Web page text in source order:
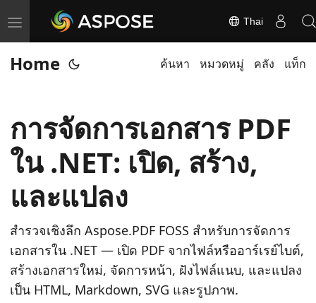
T
o
g
e
n
a
i
g
i
Thai
Home ค้นหา หมวดหมู่ คลัง แท็ก
การจัดการเอกสาร PDF
ใน .NET: เปิด, สร้าง,
และแปลง
สำรวจเชิงลึก Aspose.PDF FOSS สำหรับการจัดการ
เอกสารใน .NET — เปิด PDF จากไฟล์หรืออาร์เรย์ไบต์,
สร้างเอกสารใหม่, จัดการหน้า, ฝังไฟล์แนบ, และแปลง
เป็น HTML, Markdown, SVG และรูปภาพ.